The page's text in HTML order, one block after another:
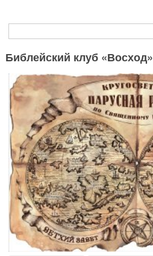
Форма поиска
Библейский клуб «Восход»